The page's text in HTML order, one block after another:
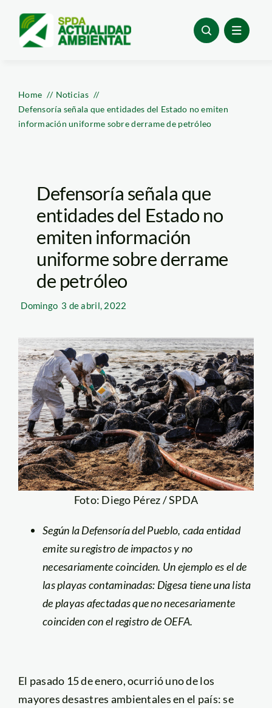
content
Home
Noticias
Defensoría señala que entidades del Estado no emiten
información uniforme sobre derrame de petróleo
Defensoría señala que
entidades del Estado no
emiten información
uniforme sobre derrame
de petróleo
Domingo 3 de abril, 2022
Foto: Diego Pérez / SPDA
Según la Defensoría del Pueblo, cada entidad
emite su registro de impactos y no
necesariamente coinciden. Un ejemplo es el de
las playas contaminadas: Digesa tiene una lista
de playas afectadas que no necesariamente
coinciden con el registro de OEFA.
El pasado 15 de enero, ocurrió uno de los
mayores desastres ambientales en el país: se